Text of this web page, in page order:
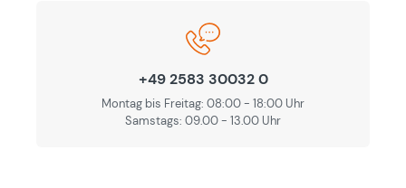
+49 2583 30032 0
Montag bis Freitag: 08:00 - 18:00 Uhr
Samstags: 09.00 - 13.00 Uhr